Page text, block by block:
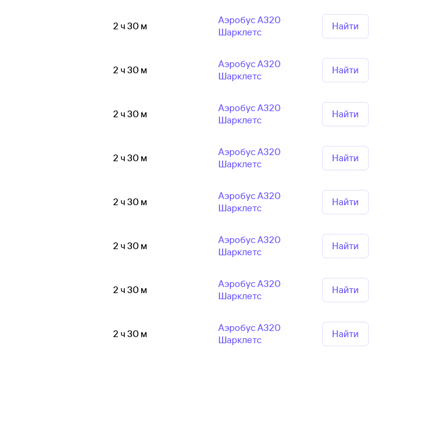
2 ч 30 м
Аэробус А320
Шарклетс
Найти
2 ч 30 м
Аэробус А320
Шарклетс
Найти
2 ч 30 м
Аэробус А320
Шарклетс
Найти
2 ч 30 м
Аэробус А320
Шарклетс
Найти
2 ч 30 м
Аэробус А320
Шарклетс
Найти
2 ч 30 м
Аэробус А320
Шарклетс
Найти
2 ч 30 м
Аэробус А320
Шарклетс
Найти
2 ч 30 м
Аэробус А320
Шарклетс
Найти